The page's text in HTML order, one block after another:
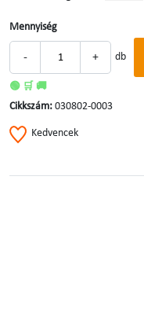
Mennyiség
- + db
🟢 🛒 🚚
Cikkszám: 030802-0003
Kedvencek